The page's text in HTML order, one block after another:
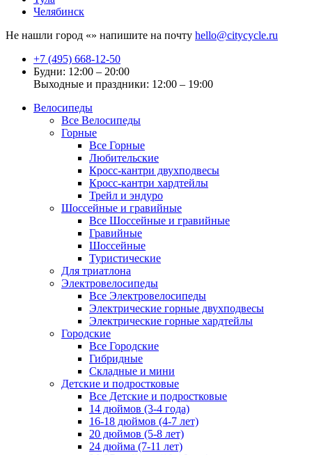
Челябинск
Не нашли город «» напишите на почту hello@citycycle.ru
+7 (495) 668-12-50
Будни: 12:00 – 20:00
Выходные и праздники: 12:00 – 19:00
Велосипеды
Все Велосипеды
Горные
Все Горные
Любительские
Кросс-кантри двухподвесы
Кросс-кантри хардтейлы
Трейл и эндуро
Шоссейные и гравийные
Все Шоссейные и гравийные
Гравийные
Шоссейные
Туристические
Для триатлона
Электровелосипеды
Все Электровелосипеды
Электрические горные двухподвесы
Электрические горные хардтейлы
Городские
Все Городские
Гибридные
Складные и мини
Детские и подростковые
Все Детские и подростковые
14 дюймов (3-4 года)
16-18 дюймов (4-7 лет)
20 дюймов (5-8 лет)
24 дюйма (7-11 лет)